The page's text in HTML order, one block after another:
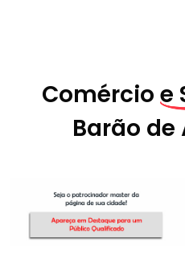
Comércio e
Barão